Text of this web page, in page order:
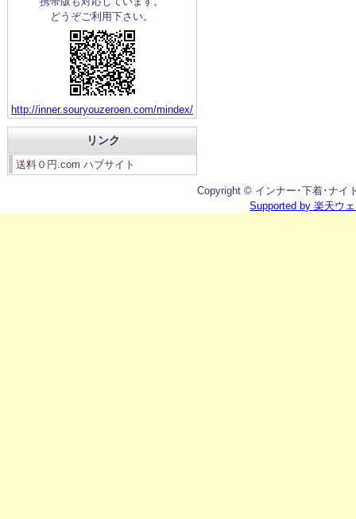
どうぞご利用下さい。
http://inner.souryouzeroen.com/mindex/
リンク
送料０円.com ハブサイト
Copyright © インナー･下着･ナイ
Supported by 楽天ウ